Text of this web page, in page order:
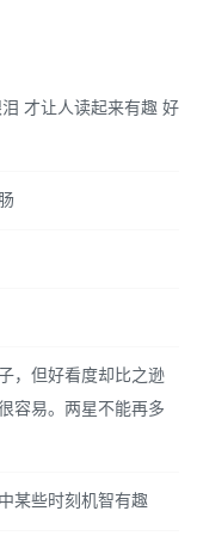
才让人读起来有趣 好
，但好看度却比之逊
容易。两星不能再多
某些时刻机智有趣